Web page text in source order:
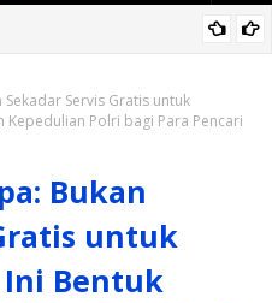
BBM Bersubsidi
Servis Gratis untuk
Kepedulian Polri bagi Para Pencari
Bukan
untuk
Ini Bentuk